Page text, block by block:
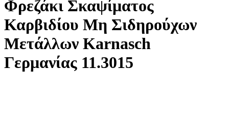
Φρεζάκι Σκαψίματος
Καρβιδίου Μη Σιδηρούχων
Μετάλλων Karnasch
Γερμανίας 11.3015